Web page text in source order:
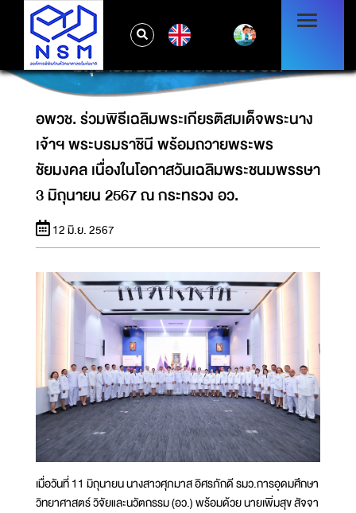
อพวช. ร่วมพิธีเฉลิมพระเกียรติสมเด็จพระนาง
เจ้าฯ พระบรมราชินี พร้อมถวายพระพรชัยมงคล
เนื่องในโอกาสวันเฉลิมพระชนมพรรษา 3
มิถุนายน 2567 ณ กระทรวง อว.
อพวช. ร่วมพิธีเฉลิมพระเกียรติสมเด็จพระนาง
เจ้าฯ พระบรมราชินี พร้อมถวายพระพร
ชัยมงคล เนื่องในโอกาสวันเฉลิมพระชนมพรรษา
3 มิถุนายน 2567 ณ กระทรวง อว.
12 มิ.ย. 2567
เมื่อวันที่ 11 มิถุนายน นางสาวศุภมาส อิศรภักดี รมว.การอุดมศึกษา
วิทยาศาสตร์ วิจัยและนวัตกรรม (อว.) พร้อมด้วย นายเพิ่มสุข สัจจา